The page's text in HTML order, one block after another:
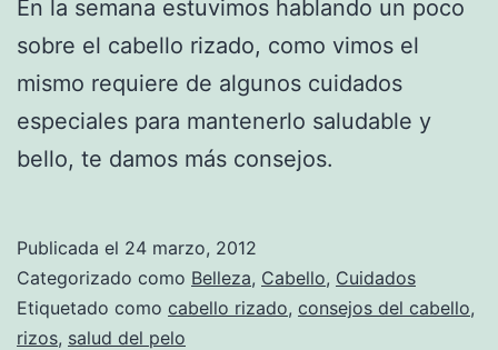
En la semana estuvimos hablando un poco
sobre el cabello rizado, como vimos el
mismo requiere de algunos cuidados
especiales para mantenerlo saludable y
bello, te damos más consejos.
Publicada el 24 marzo, 2012
Categorizado como Belleza, Cabello, Cuidados
Etiquetado como cabello rizado, consejos del cabello,
rizos, salud del pelo